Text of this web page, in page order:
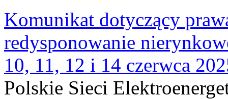
Komunikat dotyczący
redysponowanie
10, 11, 12 i 14 czerwca
Polskie Sieci